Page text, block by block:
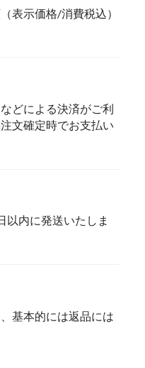
表示価格/消費税込）
どによる決済がご利
文確定時でお支払い
以内に発送いたしま
基本的には返品には